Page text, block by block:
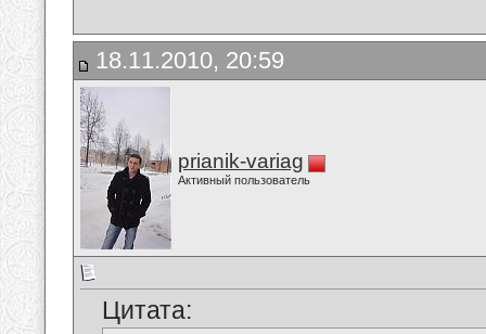
18.11.2010, 20:59
prianik-variag
Активный пользователь
Цитата: